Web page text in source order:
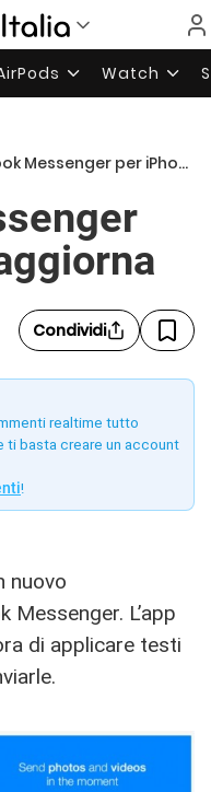
Watch
per iPhone si aggiorna
Condividi
realtime tutto
ti basta creare un account
!
nuovo
L’app
di applicare testi